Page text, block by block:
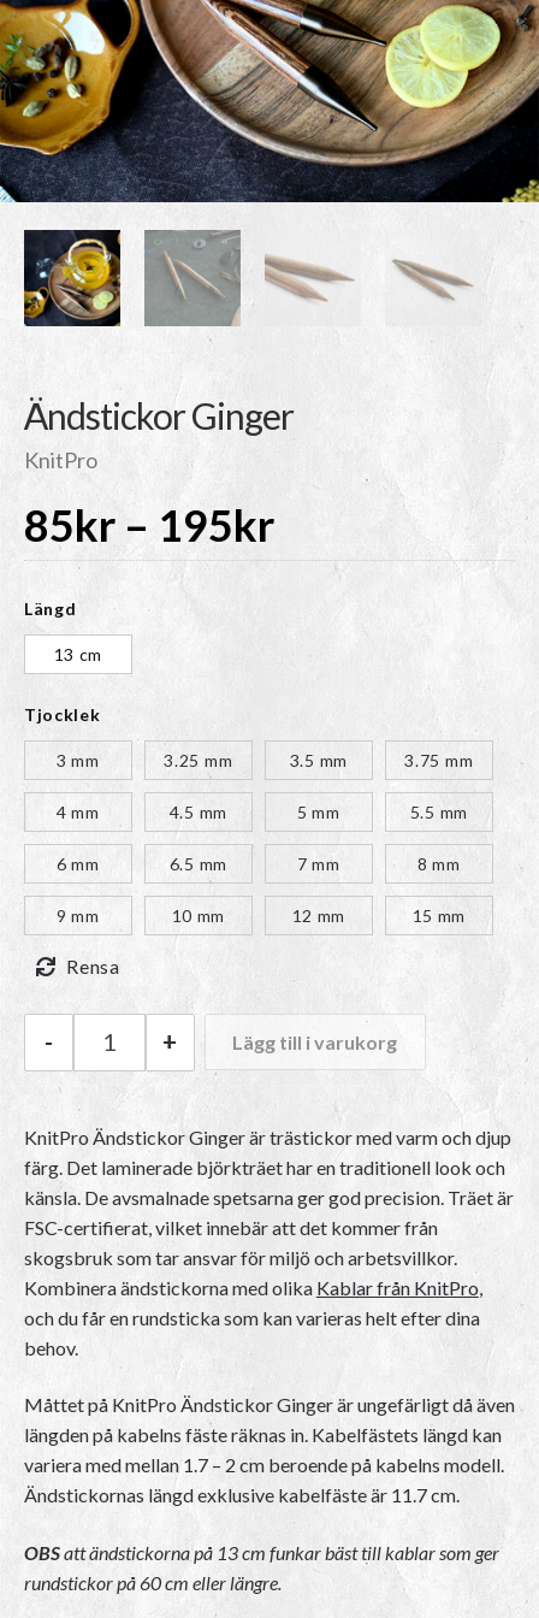
Ändstickor Ginger
KnitPro
85kr – 195krPrisintervall:
195kr
Längd
13 cm
Tjocklek
3 mm 3.25 mm 3.5 mm 3.75 mm
4 mm 4.5 mm 5 mm 5.5 mm
6 mm 6.5 mm 7 mm 8 mm
9 mm 10 mm 12 mm 15 mm
Rensa
KnitPro Ändstickor Ginger mängd
- + Lägg till i varukorg
KnitPro Ändstickor Ginger är trästickor med varm och djup
färg. Det laminerade björkträet har en traditionell look och
känsla. De avsmalnade spetsarna ger god precision. Träet är
FSC-certifierat, vilket innebär att det kommer från
skogsbruk som tar ansvar för miljö och arbetsvillkor.
Kombinera ändstickorna med olika Kablar från KnitPro,
och du får en rundsticka som kan varieras helt efter dina
behov.
Måttet på KnitPro Ändstickor Ginger är ungefärligt då även
längden på kabelns fäste räknas in. Kabelfästets längd kan
variera med mellan 1.7 – 2 cm beroende på kabelns modell.
Ändstickornas längd exklusive kabelfäste är 11.7 cm.
OBSatt ändstickorna på 13 cm funkar bäst till kablar som ger
rundstickor på 60 cm eller längre.